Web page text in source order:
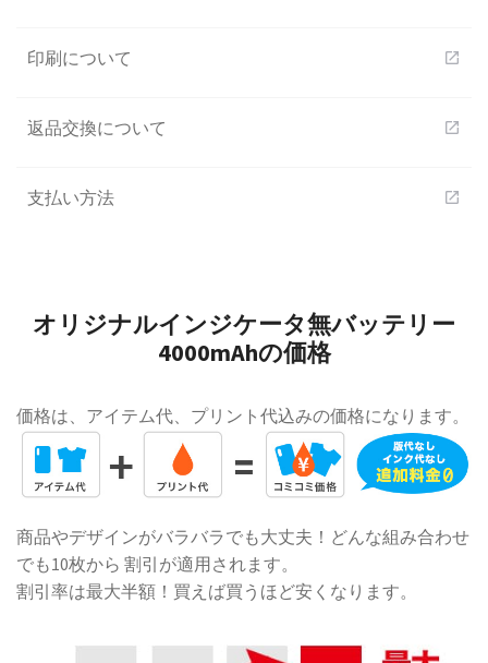
印刷について open_in_new
返品交換について open_in_new
支払い方法 open_in_new
オリジナルインジケータ無バッテリー
4000mAhの価格
価格は、アイテム代、プリント代込みの価格になります。
商品やデザインがバラバラでも大丈夫！どんな組み合わせ
でも10枚から 割引が適用されます。
割引率は最大半額！買えば買うほど安くなります。